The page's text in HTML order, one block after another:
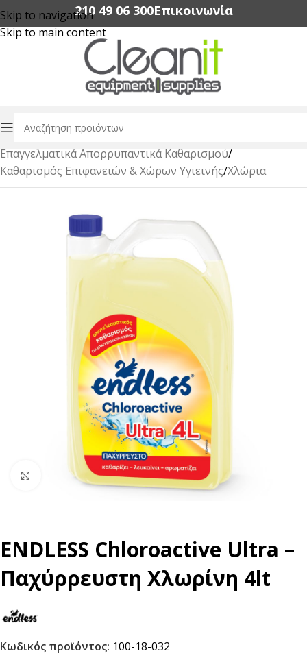
Skip to navigation
Skip to main content
210 49 06 300‬Επικοινωνία
Αρχική σελίδα/
Επαγγελματικά Απορρυπαντικά Καθαρισμού/
Καθαρισμός Επιφανειών & Χώρων Υγιεινής/Χλώρια
Click to enlarge
ENDLESS Chloroactive Ultra –
Παχύρρευστη Χλωρίνη 4lt
Κωδικός προϊόντος: 100-18-032